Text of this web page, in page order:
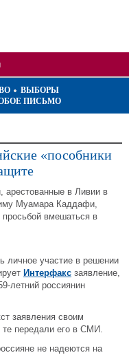
ВЫБОРЫ
ПИСЬМО
«пособники
арестованные в Ливии в
Муамара Каддафи,
просьбой вмешаться в
личное участие в решении
Интерфакс заявление,
летний россиянин
заявления своим
те передали его в СМИ.
не надеются на